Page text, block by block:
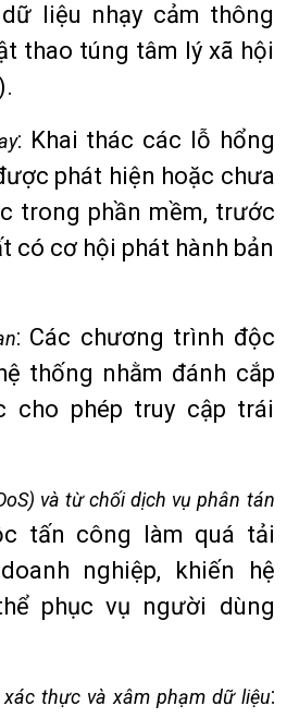
liệu nhạy cảm thông
thao túng tâm lý xã hội
: Khai thác các lỗ hổng
phát hiện hoặc chưa
trong phần mềm, trước
có cơ hội phát hành bản
: Các chương trình độc
thống nhằm đánh cắp
cho phép truy cập trái
và từ chối dịch vụ phân tán
tấn công làm quá tải
nghiệp, khiến hệ
phục vụ người dùng
thực và xâm phạm dữ liệu: